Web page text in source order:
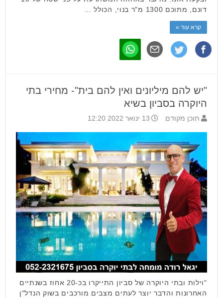
דונם, מתוכם 1300 מ"ר בנוי, הכולל …
קרא עוד »
"יש להם מיליונים ואין להם בית"- מחירי בתי
היוקרה בסביון בשיא
תוכן מקודם 13 ינואר 2022 12:20
"וילות ובתי היוקרה של סביון התייקרו בכ-20 אחוז בשנתיים
האחרונות והדבר יוצר לעתים מצבים מורכבים בשוק הנדל"ן